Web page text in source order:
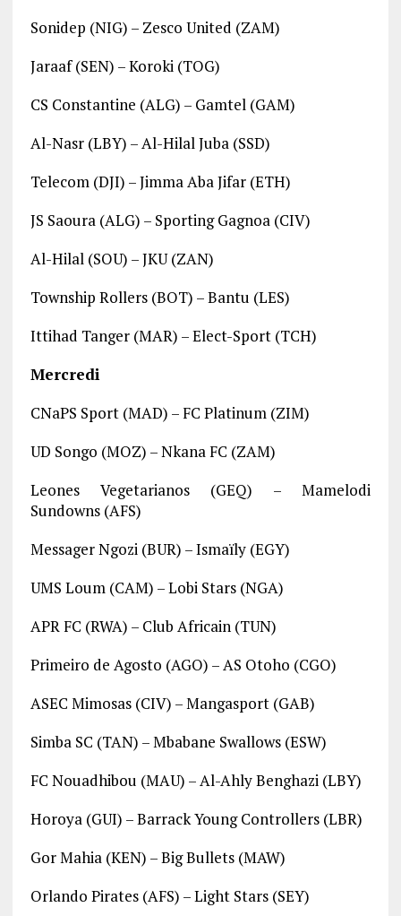
Sonidep (NIG) – Zesco United (ZAM)
Jaraaf (SEN) – Koroki (TOG)
CS Constantine (ALG) – Gamtel (GAM)
Al-Nasr (LBY) – Al-Hilal Juba (SSD)
Telecom (DJI) – Jimma Aba Jifar (ETH)
JS Saoura (ALG) – Sporting Gagnoa (CIV)
Al-Hilal (SOU) – JKU (ZAN)
Township Rollers (BOT) – Bantu (LES)
Ittihad Tanger (MAR) – Elect-Sport (TCH)
Mercredi
CNaPS Sport (MAD) – FC Platinum (ZIM)
UD Songo (MOZ) – Nkana FC (ZAM)
Leones Vegetarianos (GEQ) – Mamelodi
Sundowns (AFS)
Messager Ngozi (BUR) – Ismaïly (EGY)
UMS Loum (CAM) – Lobi Stars (NGA)
APR FC (RWA) – Club Africain (TUN)
Primeiro de Agosto (AGO) – AS Otoho (CGO)
ASEC Mimosas (CIV) – Mangasport (GAB)
Simba SC (TAN) – Mbabane Swallows (ESW)
FC Nouadhibou (MAU) – Al-Ahly Benghazi (LBY)
Horoya (GUI) – Barrack Young Controllers (LBR)
Gor Mahia (KEN) – Big Bullets (MAW)
Orlando Pirates (AFS) – Light Stars (SEY)